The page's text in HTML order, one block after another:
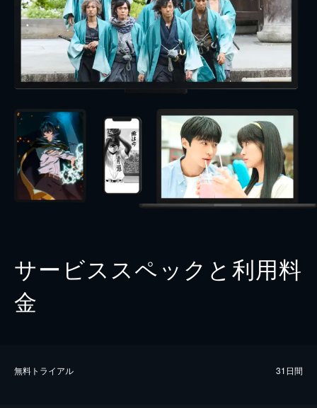
サービススペックと利用料
金
無料トライアル 31日間